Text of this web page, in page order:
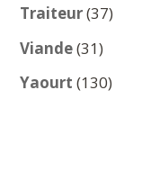
Traiteur 3737
Viande 3131
produits
Yaourt 130130